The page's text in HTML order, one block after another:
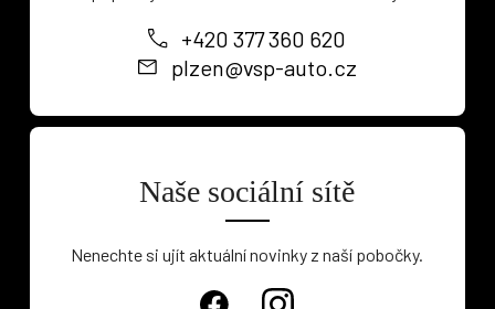
+420 377 360 620
plzen@vsp-auto.cz
Naše sociální sítě
Nenechte si ujít aktuální novinky z naší pobočky.